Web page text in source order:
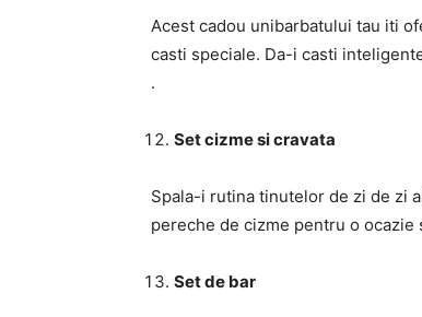
Acest cadou unibarbatului tau iti
casti speciale. Da-i casti
.
Set cizme si cravata
Spala-i rutina tinutelor de zi de zi
pereche de cizme pentru o ocazie
Set de bar